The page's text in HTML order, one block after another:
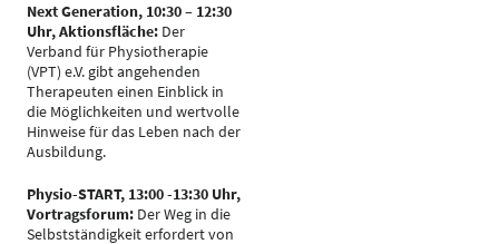
Next Generation, 10:30 – 12:30
Uhr, Aktionsfläche: Der
Verband für Physiotherapie
(VPT) e.V. gibt angehenden
Therapeuten einen Einblick in
die Möglichkeiten und wertvolle
Hinweise für das Leben nach der
Ausbildung.
Physio-START, 13:00 -13:30 Uhr,
Vortragsforum: Der Weg in die
Selbstständigkeit erfordert von